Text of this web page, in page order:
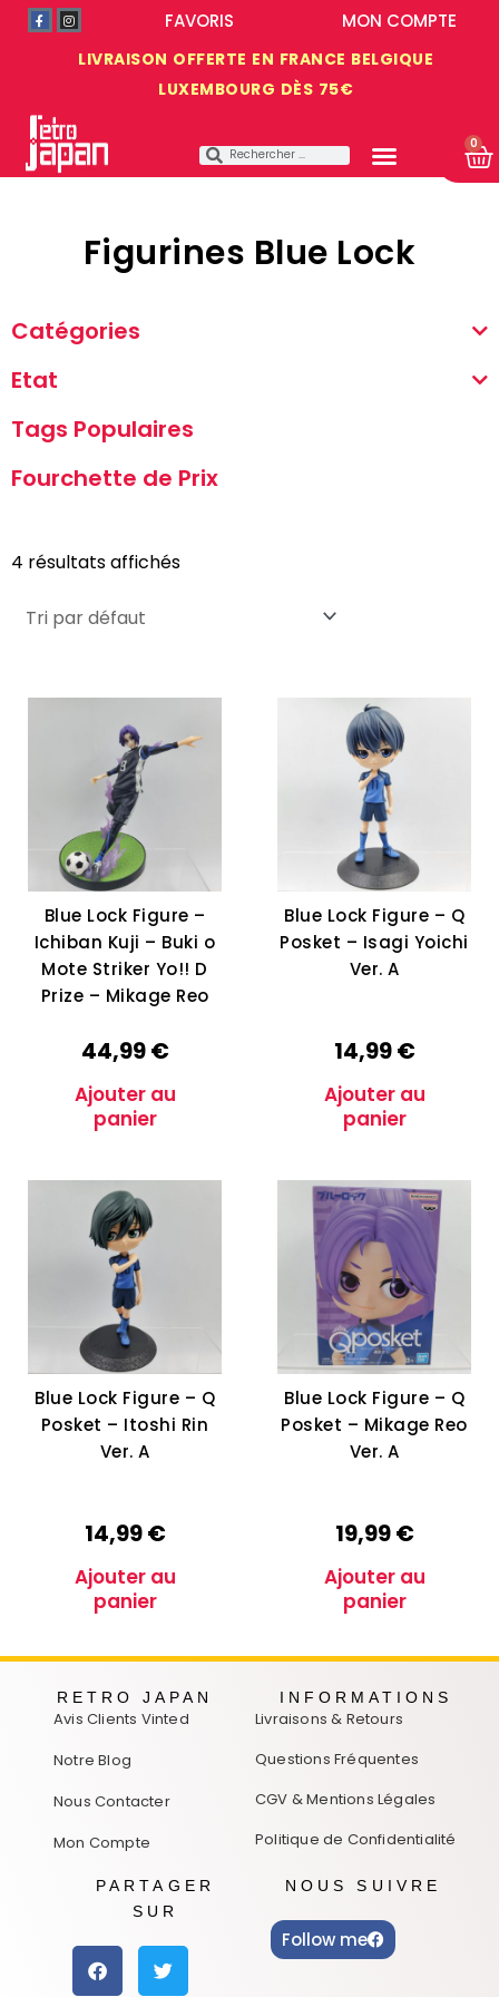
LIVRAISON OFFERTE EN FRANCE BELGIQUE
LUXEMBOURG DÈS 75€
MON COMPTE
FAVORIS
0
Figurines Blue Lock
Catégories
Etat
Tags Populaires
Fourchette de Prix
4 résultats affichés
Blue Lock Figure –
Ichiban Kuji – Buki o
Mote Striker Yo!! D
Prize – Mikage Reo
44,99€
Ajouter au
panier
Blue Lock Figure – Q
Posket – Isagi Yoichi
Ver. A
14,99€
Ajouter au
panier
Blue Lock Figure – Q
Posket – Itoshi Rin
Ver. A
14,99€
Ajouter au
panier
Blue Lock Figure – Q
Posket – Mikage Reo
Ver. A
19,99€
Ajouter au
panier
RETRO JAPAN
Avis Clients Vinted
Notre Blog
Nous Contacter
Mon Compte
INFORMATIONS
Livraisons & Retours
Questions Fréquentes
CGV & Mentions Légales
Politique de Confidentialité
PARTAGER
SUR
NOUS SUIVRE
Follow me